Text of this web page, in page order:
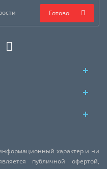
Готово
характер и ни
публичной офертой,